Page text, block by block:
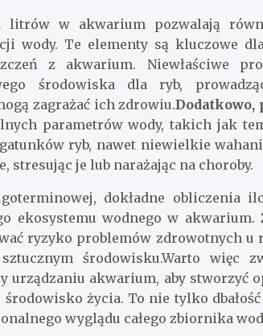
litrów w akwarium pozwalają
wody. Te elementy są kluczowe
z akwarium. Niewłaściwe
środowiska dla ryb,
zagrażać ich zdrowiu.
parametrów wody, takich jak
ryb, nawet niewielkie
stresując je lub narażając na choroby.
dokładne obliczenia
ekosystemu wodnego w akwarium.
ryzyko problemów zdrowotnych u
środowisku.Warto więc
urządzaniu akwarium, aby stworzyć
życia. To nie tylko
wyglądu całego zbiornika